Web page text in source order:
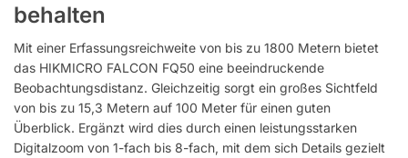
behalten
Mit einer Erfassungsreichweite von bis zu 1800 Metern bietet
das HIKMICRO FALCON FQ50 eine beeindruckende
Beobachtungsdistanz. Gleichzeitig sorgt ein großes Sichtfeld
von bis zu 15,3 Metern auf 100 Meter für einen guten
Überblick. Ergänzt wird dies durch einen leistungsstarken
Digitalzoom von 1-fach bis 8-fach, mit dem sich Details gezielt